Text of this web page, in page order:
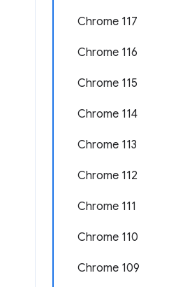
Chrome 117
Chrome 116
Chrome 115
Chrome 114
Chrome 113
Chrome 112
Chrome 111
Chrome 110
Chrome 109